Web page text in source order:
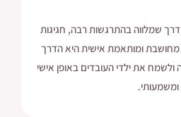
דרך שמלווה בהתרגשות רבה, חגיגות
מחושבת ומותאמת אישית היא הדרך
ולשמח את ילדי העובדים באופן אישי
ומשמעותי.